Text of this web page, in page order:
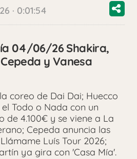
· 0:01:54
04/06/26 Shakira,
y Vanesa
coreo de Dai Dai; Huecco
Todo o Nada con un
de 4.100€ y se viene a La
Cepeda anuncia las
Luís Tour 2026;
ya gira con 'Casa Mía'.